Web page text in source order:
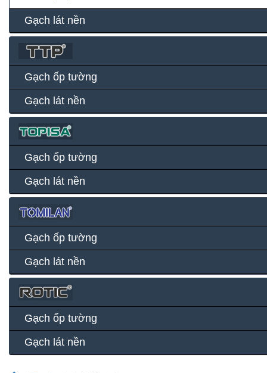
Gạch lát nền
Gạch ốp tường
Gạch lát nền
Gạch ốp tường
Gạch lát nền
Gạch ốp tường
Gạch lát nền
Gạch ốp tường
Gạch lát nền